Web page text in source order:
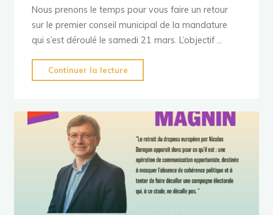
Nous prenons le temps pour vous faire un retour
sur le premier conseil municipal de la mandature
qui s’est déroulé le samedi 21 mars. L’objectif …
Continuer la lecture
municipal
de
des
surprises